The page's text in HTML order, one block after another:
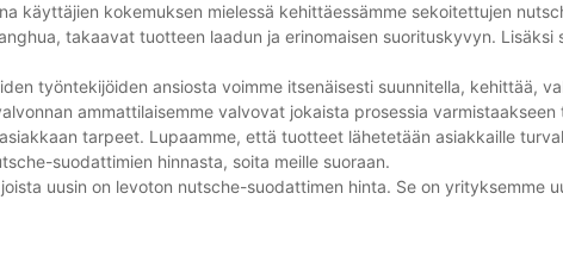
käyttäjien kokemuksen mielessä kehittäessämme sekoitettujen
takaavat tuotteen laadun ja erinomaisen suorituskyvyn. Lisäksi
työntekijöiden ansiosta voimme itsenäisesti suunnitella, kehittää,
ammattilaisemme valvovat jokaista prosessia varmistaakseen
tarpeet. Lupaamme, että tuotteet lähetetään asiakkaille
suodattimien hinnasta, soita meille suoraan.
uusin on levoton nutsche-suodattimen hinta. Se on yrityksemme